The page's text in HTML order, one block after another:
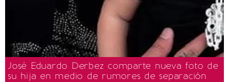
José Eduardo Derbez comparte nueva foto de
su hija en medio de rumores de separación